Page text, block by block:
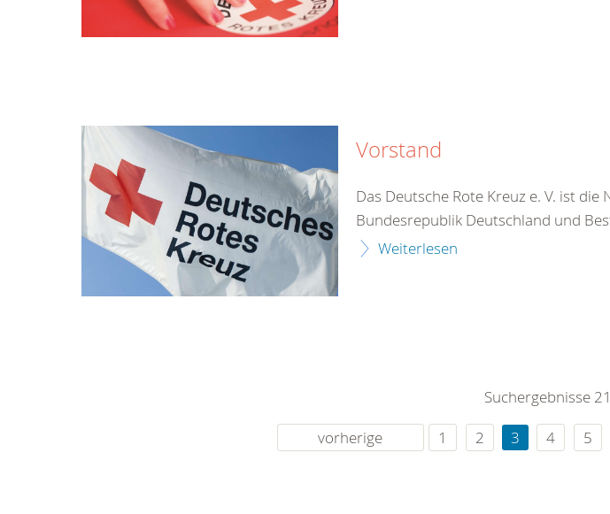
Vorstand
Das Deutsche Rote Kreuz e. V. ist
Bundesrepublik Deutschland und
Weiterlesen
Suchergebnisse
vorherige
1 2 3 4 5